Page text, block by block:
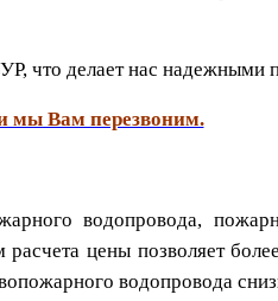
что делает нас надежными
мы Вам перезвоним.
водопровода,
цены позволяет
водопровода